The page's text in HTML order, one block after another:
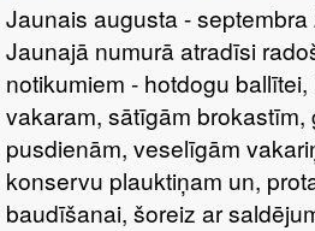
Jaunais augusta - septembra
Jaunajā numurā atradīsi
notikumiem - hotdogu
vakaram, sātīgām brokastīm,
pusdienām, veselīgām
konservu plauktiņam un,
baudīšanai, šoreiz ar